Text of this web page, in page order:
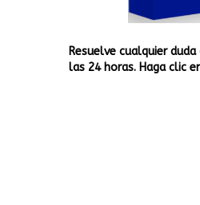
Resuelve cualquier
las 24 horas. Haga clic